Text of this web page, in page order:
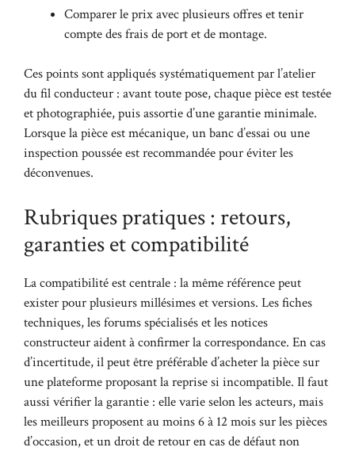
Comparer le prix avec plusieurs offres et tenir
compte des frais de port et de montage.
Ces points sont appliqués systématiquement par l’atelier
du fil conducteur : avant toute pose, chaque pièce est testée
et photographiée, puis assortie d’une garantie minimale.
Lorsque la pièce est mécanique, un banc d’essai ou une
inspection poussée est recommandée pour éviter les
déconvenues.
Rubriques pratiques : retours,
garanties et compatibilité
La compatibilité est centrale : la même référence peut
exister pour plusieurs millésimes et versions. Les fiches
techniques, les forums spécialisés et les notices
constructeur aident à confirmer la correspondance. En cas
d’incertitude, il peut être préférable d’acheter la pièce sur
une plateforme proposant la reprise si incompatible. Il faut
aussi vérifier la garantie : elle varie selon les acteurs, mais
les meilleurs proposent au moins 6 à 12 mois sur les pièces
d’occasion, et un droit de retour en cas de défaut non